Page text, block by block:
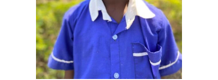
BLIV FADDER
WEBSHOP